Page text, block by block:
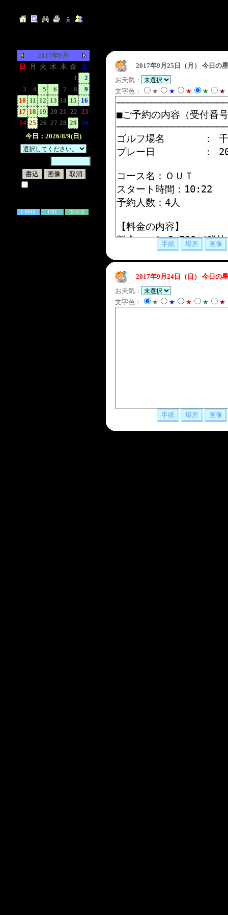
2017年9月
日
月 火 水 木 金 土
1
2
3
4 5 6 7 8
9
10 11 12 13 14 15
16
17 18 19 20 21 22 23
24 25 26 27 28 29
30
今日：2026/8/9(日)
E-MAIL URL IMAGE
2017年9月25日（月）
今日の
お天気：
文字色：
★ ★ ★ ★ ★
2017年9月24日（日）
今日の
お天気：
文字色：
★ ★ ★ ★ ★